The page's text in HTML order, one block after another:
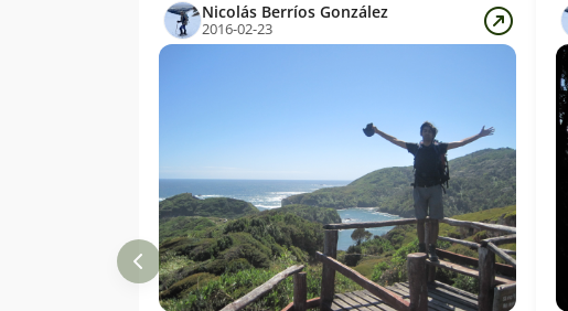
Nicolás Berríos González
2016-02-23